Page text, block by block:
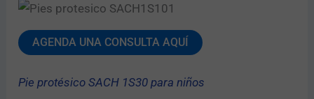
AGENDA UNA CONSULTA AQUÍ
Pie protésico SACH 1S30 para niños